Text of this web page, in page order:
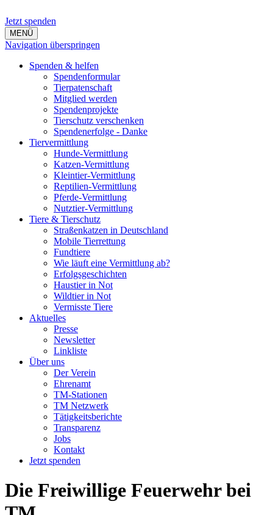
Jetzt spenden
MENÜ
Navigation überspringen
Spenden & helfen
Spendenformular
Tierpatenschaft
Mitglied werden
Spendenprojekte
Tierschutz verschenken
Spendenerfolge - Danke
Tiervermittlung
Hunde-Vermittlung
Katzen-Vermittlung
Kleintier-Vermittlung
Reptilien-Vermittlung
Pferde-Vermittlung
Nutztier-Vermittlung
Tiere & Tierschutz
Straßenkatzen in Deutschland
Mobile Tierrettung
Fundtiere
Wie läuft eine Vermittlung ab?
Erfolgsgeschichten
Haustier in Not
Wildtier in Not
Vermisste Tiere
Aktuelles
Presse
Newsletter
Linkliste
Über uns
Der Verein
Ehrenamt
TM-Stationen
TM Netzwerk
Tätigkeitsberichte
Transparenz
Jobs
Kontakt
Jetzt spenden
Die Freiwillige Feuerwehr bei